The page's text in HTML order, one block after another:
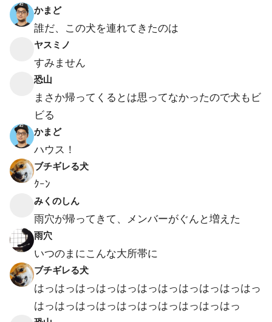
かまど
誰だ、この犬を連れてきたのは
ヤスミノ
すみません
恐山
まさか帰ってくるとは思ってなかったので犬もビ
ビる
かまど
ハウス！
ブチギレる犬
ｸｰﾝ
みくのしん
雨穴が帰ってきて、メンバーがぐんと増えた
雨穴
いつのまにこんな大所帯に
ブチギレる犬
はっはっはっはっはっはっはっはっはっはっはっ
はっはっはっはっはっはっはっはっはっはっ